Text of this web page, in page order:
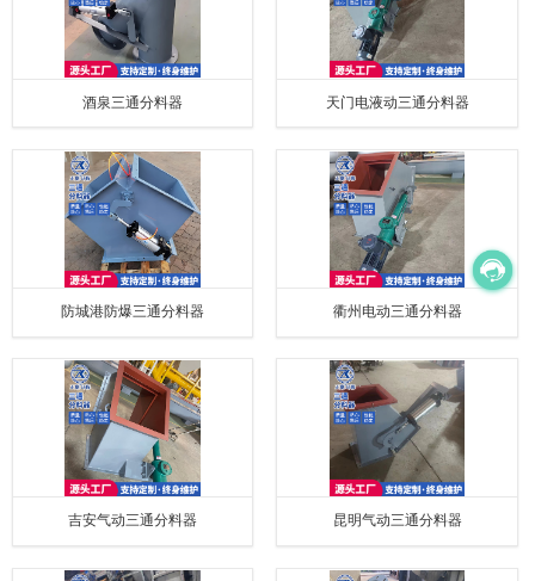
酒泉三通分料器 天门电液动三通分料器
防城港防爆三通分料器 衢州电动三通分料器
吉安气动三通分料器 昆明气动三通分料器